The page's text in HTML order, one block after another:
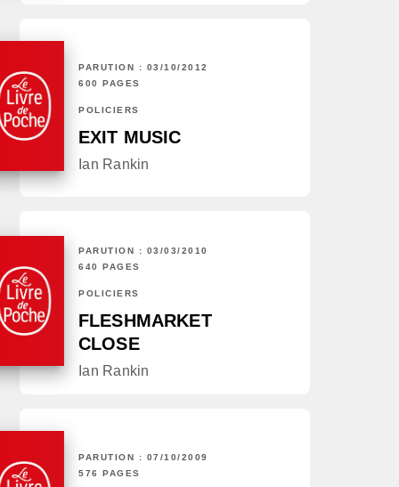
PARUTION : 03/10/2012
600 PAGES
POLICIERS
EXIT MUSIC
Ian Rankin
PARUTION : 03/03/2010
640 PAGES
POLICIERS
FLESHMARKET
CLOSE
Ian Rankin
PARUTION : 07/10/2009
576 PAGES